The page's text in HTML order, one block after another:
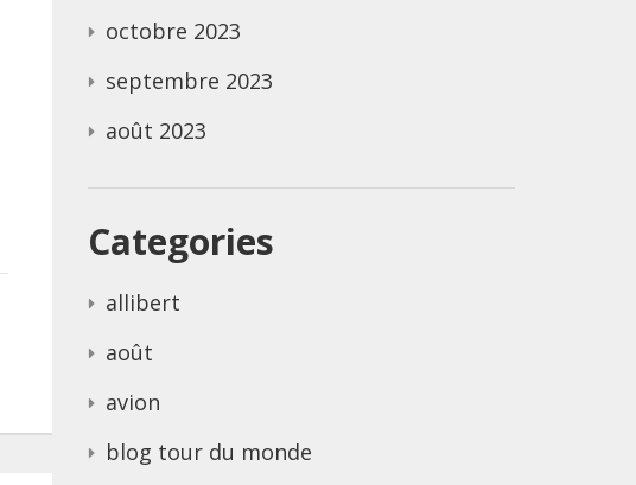
octobre 2023
septembre 2023
août 2023
Categories
allibert
août
avion
blog tour du monde